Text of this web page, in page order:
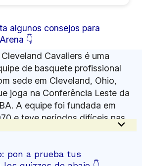
algunos consejos para
👇
Cleveland Cavaliers é uma
de basquete profissional
sede em Cleveland, Ohio,
joga na Conferência Leste da
A equipe foi fundada em
e teve períodos difíceis nas
Nos anos 1990, teve equipes
LeBron James, que liderou a
keyboard_arrow_down
pon a prueba tus